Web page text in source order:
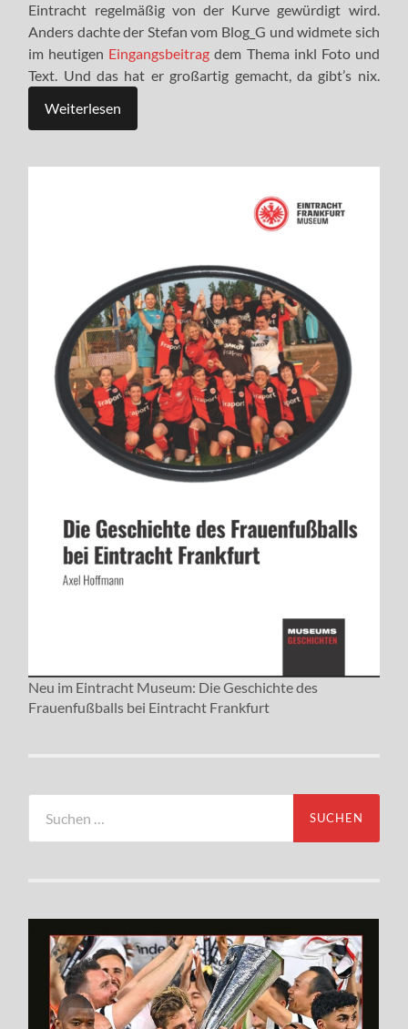
Eintracht regelmäßig von der Kurve gewürdigt wird.
Anders dachte der Stefan vom Blog_G und widmete sich
im heutigen Eingangsbeitragdem Thema inkl Foto und
Text. Und das hat er großartig gemacht, da gibt’s nix.
Weiterlesen
Neu im Eintracht Museum: Die Geschichte des
Frauenfußballs bei Eintracht Frankfurt
nach: